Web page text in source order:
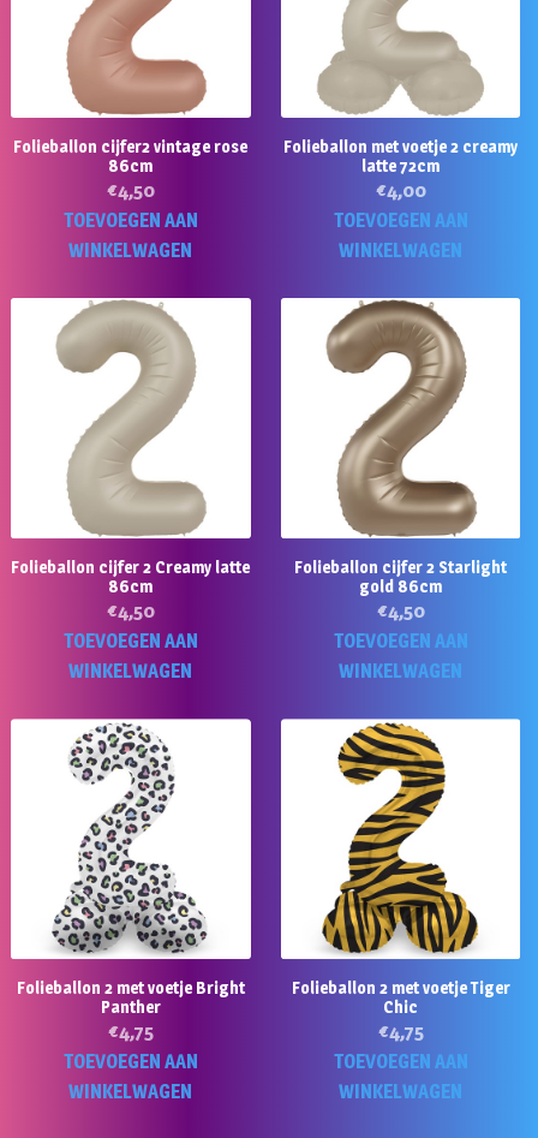
Folieballon cijfer2 vintage rose
86cm
€4,50
TOEVOEGEN AAN
WINKELWAGEN
Folieballon met voetje 2 creamy
latte 72cm
€4,00
TOEVOEGEN AAN
WINKELWAGEN
Folieballon cijfer 2 Creamy latte
86cm
€4,50
TOEVOEGEN AAN
WINKELWAGEN
Folieballon cijfer 2 Starlight
gold 86cm
€4,50
TOEVOEGEN AAN
WINKELWAGEN
Folieballon 2 met voetje Bright
Panther
€4,75
TOEVOEGEN AAN
WINKELWAGEN
Folieballon 2 met voetje Tiger
Chic
€4,75
TOEVOEGEN AAN
WINKELWAGEN